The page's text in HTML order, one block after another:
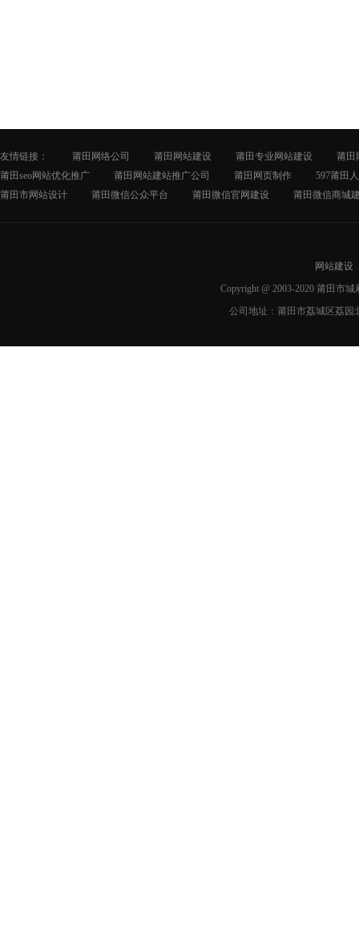
友情链接： 莆田网络公司 莆田网站建设 莆田专业网站建设
莆田
莆田seo网站优化推广
莆田网站建站推广公司 莆田网页制作
597莆田
莆田市网站设计
莆田微信公众平台 莆田微信官网建设 莆田微信商城
网站建设
Copyright @ 2003-2020 莆田市
公司地址：莆田市荔城区荔